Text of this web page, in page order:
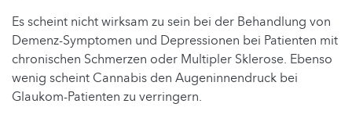
Es scheint nicht wirksam zu sein bei der Behandlung von
Demenz-Symptomen und Depressionen bei Patienten mit
chronischen Schmerzen oder Multipler Sklerose. Ebenso
wenig scheint Cannabis den Augeninnendruck bei
Glaukom-Patienten zu verringern.